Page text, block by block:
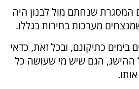
המסגרת שנחתם מול לבנון היה
מערכות בחירות בגללו.
בימים כתיקונם, ובכל זאת, כדאי
ההישג, הגם שיש מי שעושה כל